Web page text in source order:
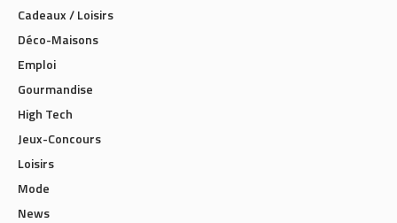
Cadeaux / Loisirs
Déco-Maisons
Emploi
Gourmandise
High Tech
Jeux-Concours
Loisirs
Mode
News